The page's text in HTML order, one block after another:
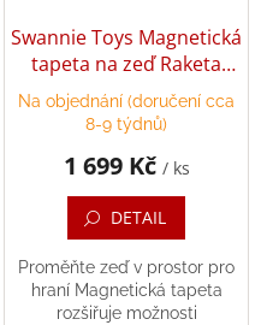
Swannie Toys Magnetická
tapeta na zeď Raketa
120x75 cm
Na objednání (doručení cca
8-9 týdnů)
1 699 Kč / ks
DETAIL
Proměňte zeď v prostor pro
hraní Magnetická tapeta
rozšiřuje možnosti